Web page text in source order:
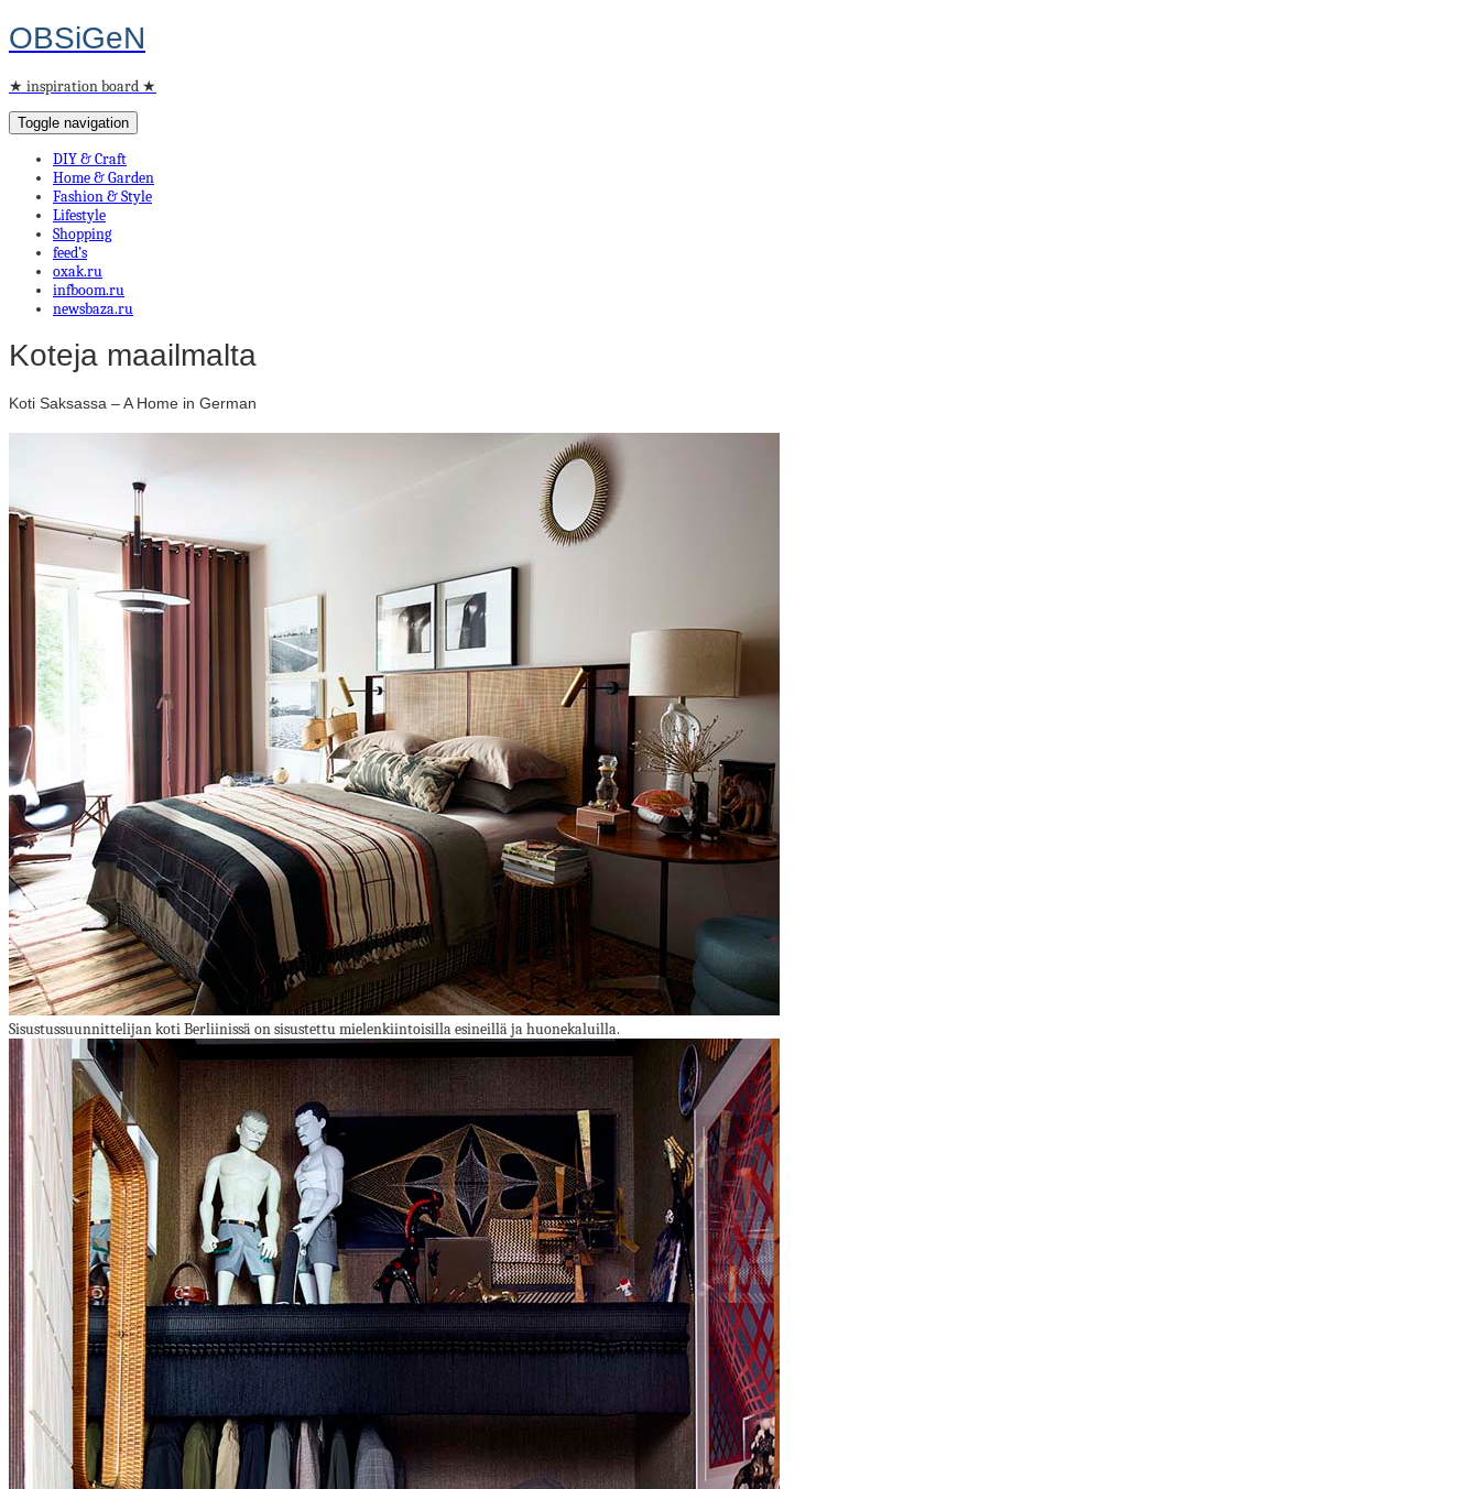
OBSiGeN
★ inspiration board ★
Toggle navigation
DIY & Craft
Home & Garden
Fashion & Style
Lifestyle
Shopping
feed’s
oxak.ru
infboom.ru
newsbaza.ru
Koteja maailmalta
Koti Saksassa – A Home in German
Sisustussuunnittelijan koti Berliinissä on sisustettu mielenkiintoisilla esineillä ja huonekaluilla.